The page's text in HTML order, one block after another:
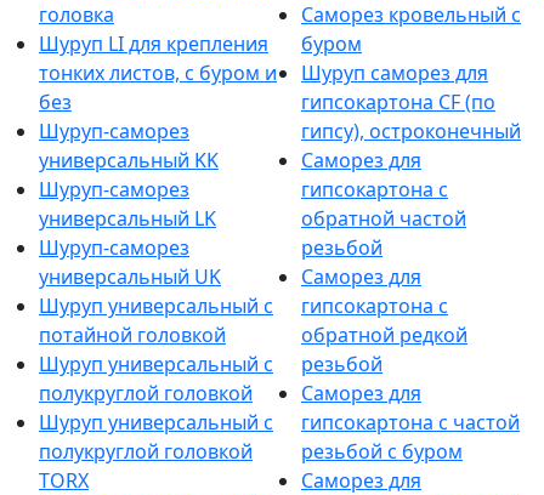
головка
Шуруп LI для крепления
тонких листов, с буром и
без
Шуруп-саморез
универсальный KK
Шуруп-саморез
универсальный LK
Шуруп-саморез
универсальный UK
Шуруп универсальный с
потайной головкой
Шуруп универсальный с
полукруглой головкой
Шуруп универсальный с
полукруглой головкой
TORX
Саморез кровельный с
буром
Шуруп саморез для
гипсокартона CF (по
гипсу), остроконечный
Саморез для
гипсокартона с
обратной частой
резьбой
Саморез для
гипсокартона с
обратной редкой
резьбой
Саморез для
гипсокартона с частой
резьбой с буром
Саморез для